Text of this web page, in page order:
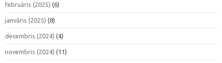
februāris (2025) (6)
janvāris (2025) (8)
decembris (2024) (4)
novembris (2024) (11)